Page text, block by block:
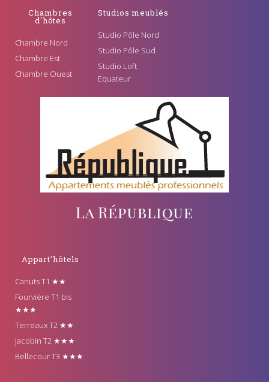
Chambres
d'hôtes
Chambre Nord
Chambre Est
Chambre Ouest
Studios meublés
Studio Pôle Nord
Studio Pôle Sud
Studio Loft
Equateur
La République
Appart'hôtels
Canuts T1 ★★
Fourvière T1 bis
★★★
Terreaux T2 ★★
Jacobin T2 ★★★
Bellecour T3 ★★★